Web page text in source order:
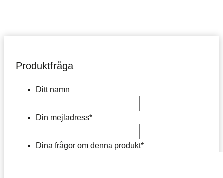
Produktfråga
Ditt namn
Din mejladress*
Dina frågor om denna produkt*